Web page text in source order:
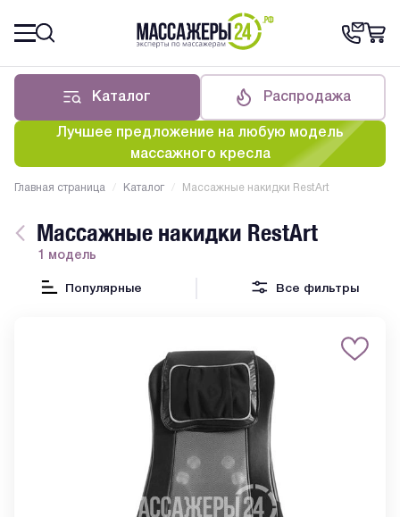
Каталог Распродажа
Лучшее предложение на любую модель
массажного кресла
Главная страница / Каталог / Массажные накидки RestArt
Массажные накидки RestArt
1 модель
Популярные Все фильтры